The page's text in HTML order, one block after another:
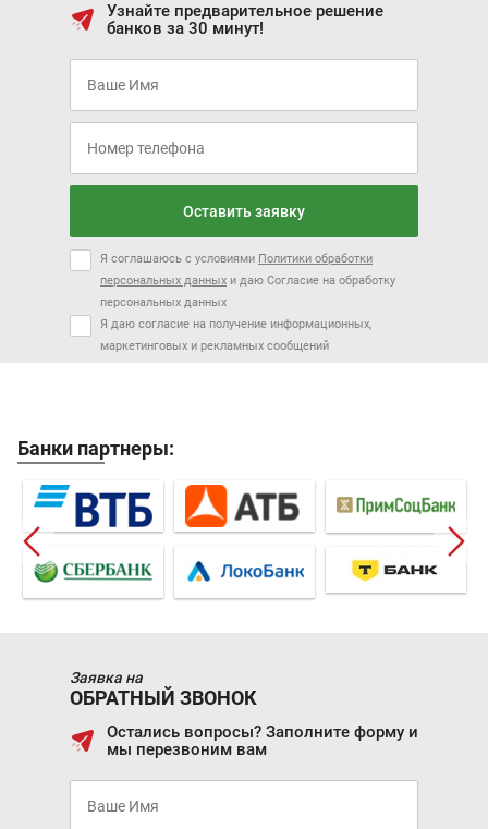
Узнайте предварительное решение
банков за 30 минут!
Оставить заявку
Я соглашаюсь с условиями Политики обработки
персональных данных и даю Согласие на обработку
персональных данных
Я даю согласие на получение информационных,
маркетинговых и рекламных сообщений
Банки партнеры:
Заявка на
ОБРАТНЫЙ ЗВОНОК
Остались вопросы? Заполните форму и
мы перезвоним вам